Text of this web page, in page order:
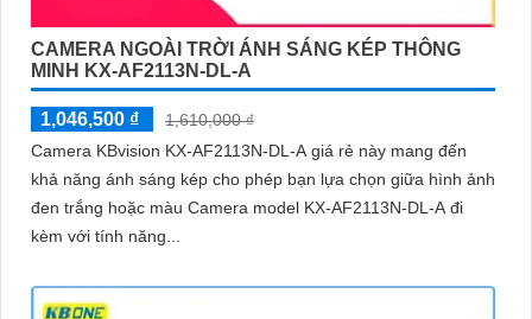
CAMERA NGOÀI TRỜI ÁNH SÁNG KÉP THÔNG
MINH KX-AF2113N-DL-A
1,046,500 ₫
1,610,000 ₫
Camera KBvision KX-AF2113N-DL-A giá rẻ này mang đến
khả năng ánh sáng kép cho phép bạn lựa chọn giữa hình ảnh
đen trắng hoặc màu Camera model KX-AF2113N-DL-A đi
kèm với tính năng...